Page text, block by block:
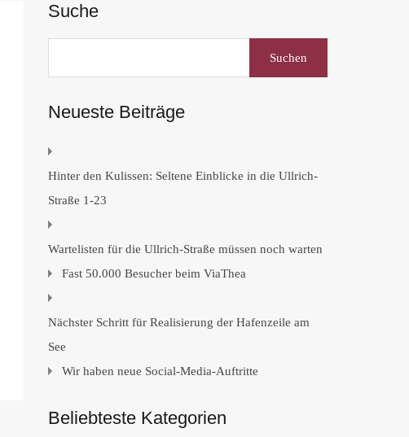
Suche
nach:
Neueste Beiträge
Hinter den Kulissen: Seltene Einblicke in die Ullrich-
Straße 1-23
Wartelisten für die Ullrich-Straße müssen noch warten
Fast 50.000 Besucher beim ViaThea
Nächster Schritt für Realisierung der Hafenzeile am
See
Wir haben neue Social-Media-Auftritte
Beliebteste Kategorien